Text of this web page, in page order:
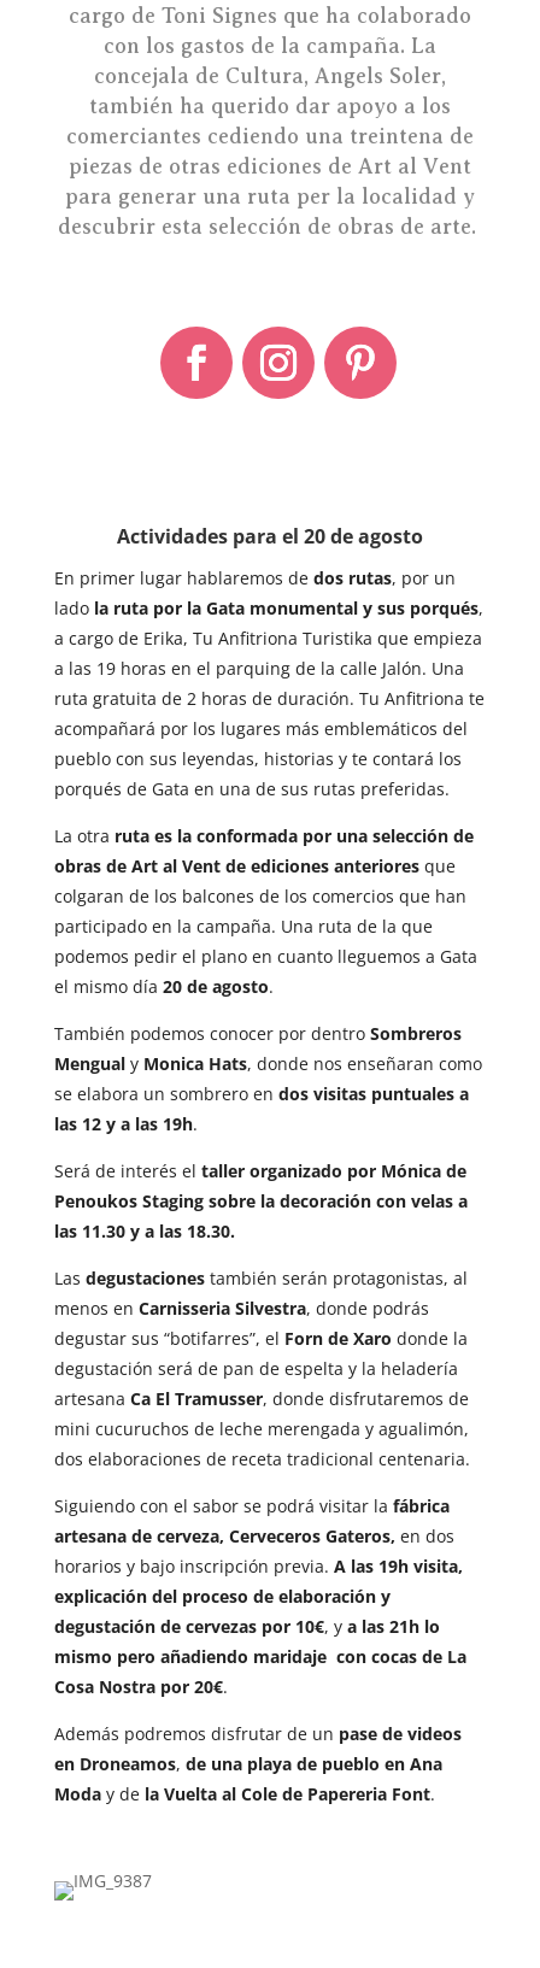
cargo de Toni Signes que ha colaborado
con los gastos de la campaña. La
concejala de Cultura, Angels Soler,
también ha querido dar apoyo a los
comerciantes cediendo una treintena de
piezas de otras ediciones de Art al Vent
para generar una ruta per la localidad y
descubrir esta selección de obras de arte.
Actividades para el 20 de agosto
En primer lugar hablaremos de dos rutas, por un
lado la ruta por la Gata monumental y sus porqués,
a cargo de Erika, Tu Anfitriona Turistika que empieza
a las 19 horas en el parquing de la calle Jalón. Una
ruta gratuita de 2 horas de duración. Tu Anfitriona te
acompañará por los lugares más emblemáticos del
pueblo con sus leyendas, historias y te contará los
porqués de Gata en una de sus rutas preferidas.
La otra ruta es la conformada por una selección de
obras de Art al Vent de ediciones anterioresque
colgaran de los balcones de los comercios que han
participado en la campaña. Una ruta de la que
podemos pedir el plano en cuanto lleguemos a Gata
el mismo día 20 de agosto.
También podemos conocer por dentro Sombreros
Mengualy Monica Hats, donde nos enseñaran como
se elabora un sombrero en dos visitas puntuales a
las 12 y a las 19h.
Será de interés el taller organizado por Mónica de
Penoukos Staging sobre la decoración con velas a
las 11.30 y a las 18.30.
Las degustacionestambién serán protagonistas, al
menos en Carnisseria Silvestra, donde podrás
degustar sus “botifarres”, el Forn de Xaro donde la
degustación será de pan de espelta y la heladería
artesana Ca El Tramusser, donde disfrutaremos de
mini cucuruchos de leche merengada y agualimón,
dos elaboraciones de receta tradicional centenaria.
Siguiendo con el sabor se podrá visitar la fábrica
artesana de cerveza, Cerveceros Gateros, en dos
horarios y bajo inscripción previa. A las 19h visita,
explicación del proceso de elaboración y
degustación de cervezas por 10€, y a las 21h lo
mismo pero añadiendo maridaje con cocas de La
Cosa Nostra por 20€.
Además podremos disfrutar de un pase de videos
en Droneamos, de una playa de pueblo en Ana
Moday de la Vuelta al Cole de Papereria Font.